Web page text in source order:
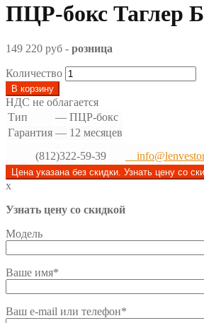
ПЦР-бокс Таглер
149 220 руб - розница
Количество
В корзину
НДС не облагается
Тип
— ПЦР-бокс
Гарантия — 12 месяцев
(812)322-59-39
Цена указана без скидки. Узнать цену со
x
Узнать цену со скидкой
Модель
Ваше имя*
Ваш e-mail или телефон*